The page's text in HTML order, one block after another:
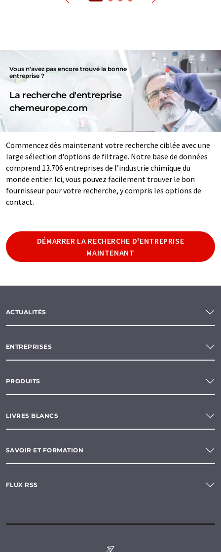
Vous n'avez pas encore trouvé la bonne
entreprise ?
La recherche d'entreprise
chemeurope.com
Commencez dès maintenant votre recherche ciblée avec une
large sélection d'options de filtrage. Notre base de données
comprend 13.706 entreprises de l’industrie chimique du
monde entier. Ici, vous pouvez facilement trouver le bon
fournisseur pour votre recherche, y compris les options de
contact.
DÉMARRER LA RECHERCHE D'ENTREPRISE
MAINTENANT
ACTUALITÉS
ENTREPRISES
PRODUITS
LIVRES BLANCS
SAVOIR ET FORMATION
FLUX RSS